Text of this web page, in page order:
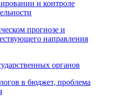
и контроле
прогнозе и
направления
органов
в бюджет, проблема